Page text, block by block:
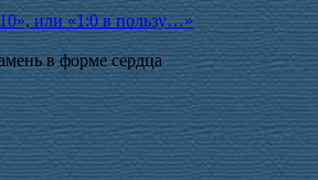
или «1:0 в пользу…»
в форме сердца